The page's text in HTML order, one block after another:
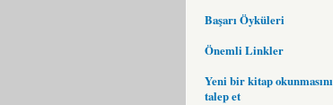
Başarı Öyküleri
Önemli Linkler
Yeni bir kitap okunmasını
talep et